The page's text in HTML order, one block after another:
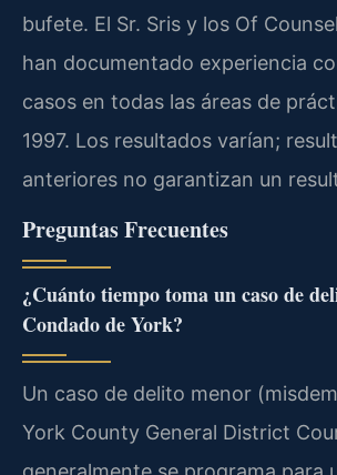
bufete. El Sr. Sris y los Of
han documentado experiencia
casos en todas las áreas de
1997. Los resultados varían;
anteriores no garantizan un
Preguntas Frecuentes
¿Cuánto tiempo toma un caso de
Condado de York?
Un caso de delito menor
York County General District